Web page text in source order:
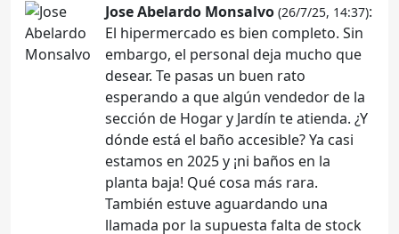
Jose Abelardo Monsalvo (26/7/25, 14:37):
El hipermercado es bien completo. Sin
embargo, el personal deja mucho que
desear. Te pasas un buen rato
esperando a que algún vendedor de la
sección de Hogar y Jardín te atienda. ¿Y
dónde está el baño accesible? Ya casi
estamos en 2025 y ¡ni baños en la
planta baja! Qué cosa más rara.
También estuve aguardando una
llamada por la supuesta falta de stock